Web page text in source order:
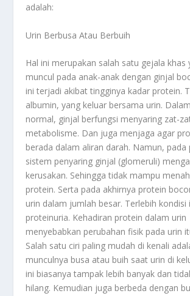
adalah:
Urin Berbusa Atau Berbuih
Hal ini merupakan salah satu gejala khas
muncul pada anak-anak dengan ginjal
ini terjadi akibat tingginya kadar protein.
albumin, yang keluar bersama urin.
normal, ginjal berfungsi menyaring zat-
metabolisme. Dan juga menjaga agar
berada dalam aliran darah. Namun, pada
sistem penyaring ginjal (glomeruli)
kerusakan. Sehingga tidak mampu
protein. Serta pada akhirnya protein
urin dalam jumlah besar. Terlebih kondisi
proteinuria. Kehadiran protein dalam urin
menyebabkan perubahan fisik pada urin
Salah satu ciri paling mudah di kenali
munculnya busa atau buih saat urin di
ini biasanya tampak lebih banyak dan
hilang. Kemudian juga berbeda dengan